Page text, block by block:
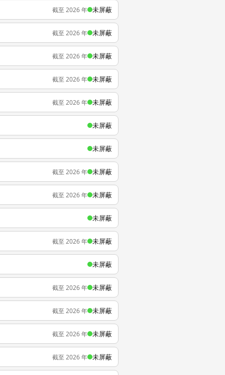
截至 2026 年 未屏蔽
截至 2026 年 未屏蔽
截至 2026 年 未屏蔽
截至 2026 年 未屏蔽
截至 2026 年 未屏蔽
未屏蔽
未屏蔽
截至 2026 年 未屏蔽
截至 2026 年 未屏蔽
未屏蔽
截至 2026 年 未屏蔽
未屏蔽
截至 2026 年 未屏蔽
截至 2026 年 未屏蔽
截至 2026 年 未屏蔽
截至 2026 年 未屏蔽